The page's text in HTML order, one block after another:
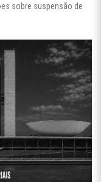
sobre suspensão de